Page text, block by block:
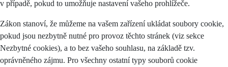
v případě, pokud to umožňuje nastavení vašeho prohlížeče.
Zákon stanoví, že můžeme na vašem zařízení ukládat soubory cookie,
pokud jsou nezbytně nutné pro provoz těchto stránek (viz sekce
Nezbytné cookies), a to bez vašeho souhlasu, na základě tzv.
oprávněného zájmu. Pro všechny ostatní typy souborů cookie